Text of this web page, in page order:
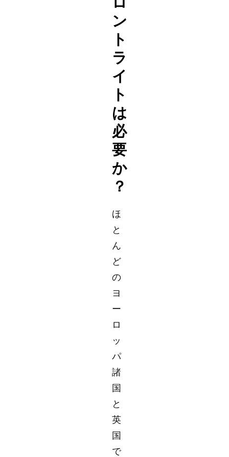
ン
ト
ラ
イ
ト
は
必
要
か
？
ほ
と
ん
ど
の
ヨ
ー
ロ
ッ
パ
諸
国
と
英
国
で